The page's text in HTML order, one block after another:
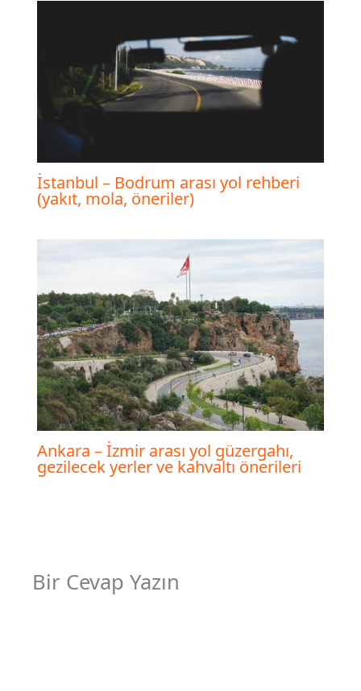
İstanbul – Bodrum arası yol rehberi
(yakıt, mola, öneriler)
Ankara – İzmir arası yol güzergahı,
gezilecek yerler ve kahvaltı önerileri
Bir Cevap Yazın